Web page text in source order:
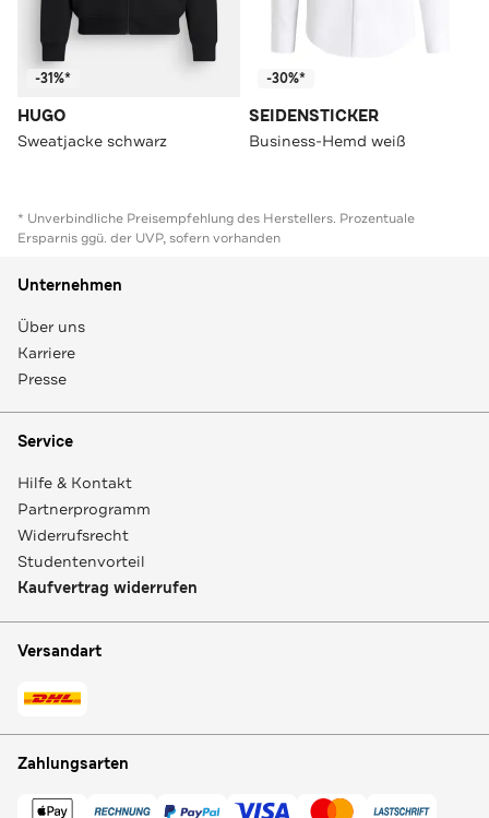
-31%*
HUGO
Sweatjacke schwarz
-30%*
SEIDENSTICKER
Business-Hemd weiß
* Unverbindliche Preisempfehlung des Herstellers. Prozentuale
Ersparnis ggü. der UVP, sofern vorhanden
Unternehmen
Über uns
Karriere
Presse
Service
Hilfe & Kontakt
Partnerprogramm
Widerrufsrecht
Studentenvorteil
Kaufvertrag widerrufen
Versandart
Zahlungsarten